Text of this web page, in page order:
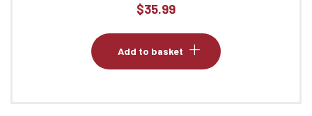
$35.99
Add to basket